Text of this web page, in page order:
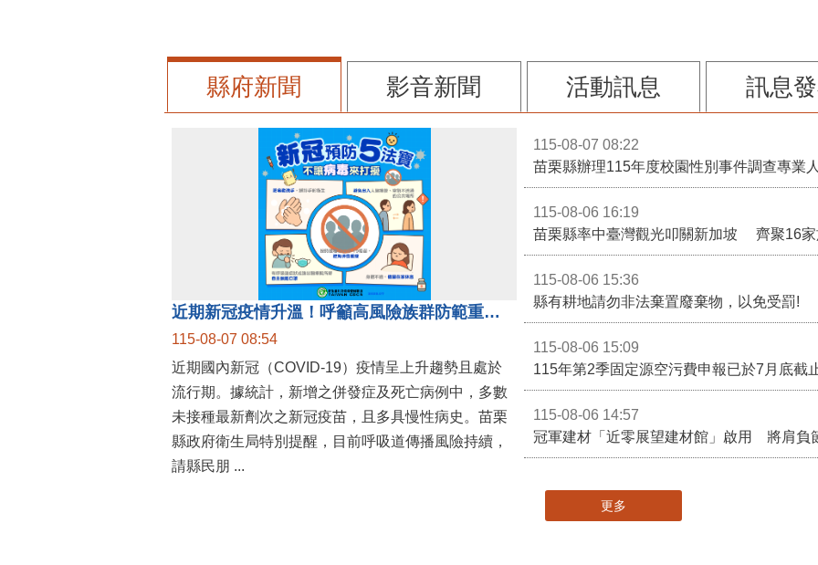
縣府新聞 影音新聞 活動訊息 訊息
近期新冠疫情升溫！呼籲高風險族群防範重症、儘速接種疫苗及早就醫
115-08-07 08:54
近期國內新冠（COVID-19）疫情呈上升趨勢且處於
流行期。據統計，新增之併發症及死亡病例中，多數
未接種最新劑次之新冠疫苗，且多具慢性病史。苗栗
縣政府衛生局特別提醒，目前呼吸道傳播風險持續，
請縣民朋 ...
115-08-07 08:22
115-08-06 16:19
115-08-06 15:36
縣有耕地請勿非法棄置廢棄物，以免受罰!
115-08-06 15:09
115-08-06 14:57
冠軍建材「近零展望建材館」啟用 將肩負
更多